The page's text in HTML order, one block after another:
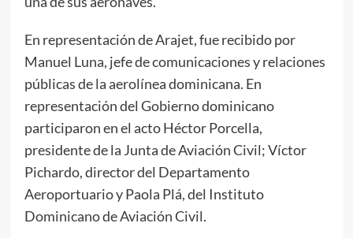
En representación de Arajet, fue recibido por
Manuel Luna, jefe de comunicaciones y relaciones
públicas de la aerolínea dominicana. En
representación del Gobierno dominicano
participaron en el acto Héctor Porcella,
presidente de la Junta de Aviación Civil; Víctor
Pichardo, director del Departamento
Aeroportuario y Paola Plá, del Instituto
Dominicano de Aviación Civil.